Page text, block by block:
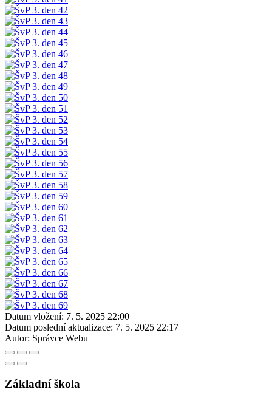
Datum vložení: 7. 5. 2025 22:00
Datum poslední aktualizace: 7. 5. 2025 22:17
Autor: Správce Webu
Základní škola